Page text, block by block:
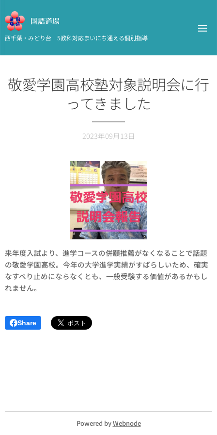
国語道場
西千葉・みどり台 5教科対応まいにち通える個別指導
敬愛学園高校塾対象説明会に行
ってきました
2023年09月13日
来年度入試より、進学コースの併願推薦がなくなることで話題
の敬愛学園高校。今年の大学進学実績がすばらしいため、確実
なすべり止めにならなくとも、一般受験する価値があるかもし
れません。
Share
Powered byWebnode